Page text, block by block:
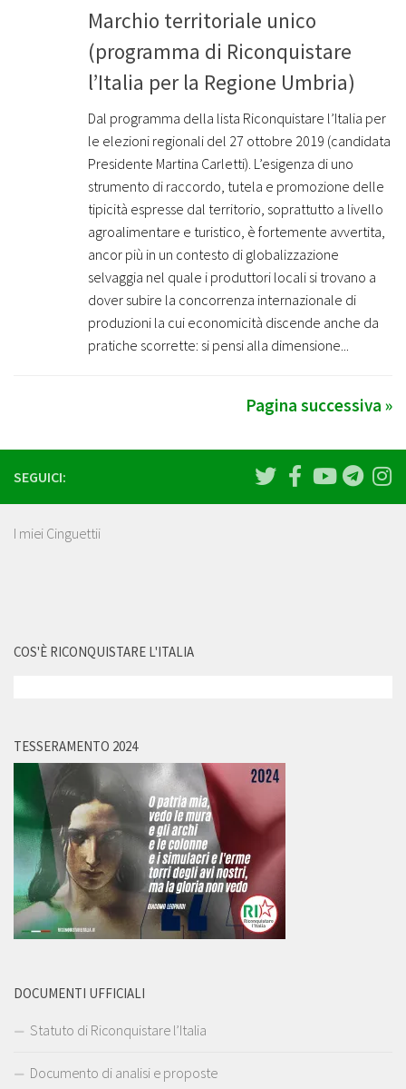
Marchio territoriale unico
(programma di Riconquistare
l’Italia per la Regione Umbria)
Dal programma della lista Riconquistare l’Italia per
le elezioni regionali del 27 ottobre 2019 (candidata
Presidente Martina Carletti). L’esigenza di uno
strumento di raccordo, tutela e promozione delle
tipicità espresse dal territorio, soprattutto a livello
agroalimentare e turistico, è fortemente avvertita,
ancor più in un contesto di globalizzazione
selvaggia nel quale i produttori locali si trovano a
dover subire la concorrenza internazionale di
produzioni la cui economicità discende anche da
pratiche scorrette: si pensi alla dimensione...
Pagina successiva »
SEGUICI:
I miei Cinguettii
COS'È RICONQUISTARE L'ITALIA
TESSERAMENTO 2024
DOCUMENTI UFFICIALI
Statuto di Riconquistare l’Italia
Documento di analisi e proposte